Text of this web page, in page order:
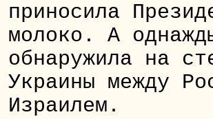
приносила
молоко. А
обнаружила на
Украины между
Израилем.